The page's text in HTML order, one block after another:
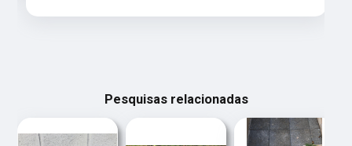
Pesquisas relacionadas